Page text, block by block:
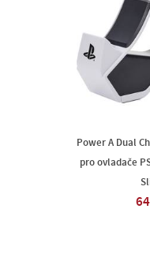
Power A Dual
pro ovladače